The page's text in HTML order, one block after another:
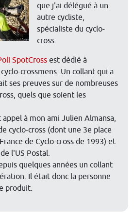
que j'ai délégué à un
autre cycliste,
spécialiste du cyclo-
cross.
SpotCross est dédié à
crossmens. Un collant qui a
ses preuves sur de nombreuses
quels que soient les
à mon ami Julien Almansa,
cyclo-cross (dont une 3e place
de Cyclo-cross de 1993) et
l'US Postal.
quelques années un collant
Il était donc la personne
produit.